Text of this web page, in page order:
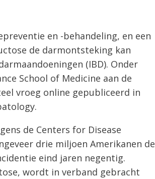
en -behandeling, en een
de darmontsteking kan
(IBD). Onder
School of Medicine aan de
vroeg online gepubliceerd in
de Centers for Disease
drie miljoen Amerikanen de
eind jaren negentig.
wordt in verband gebracht